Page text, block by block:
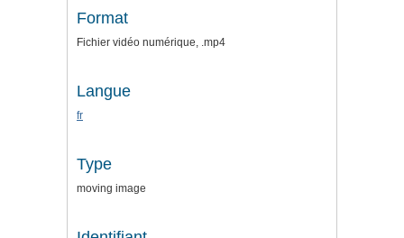
Format
Fichier vidéo numérique, .mp4
Langue
fr
Type
moving image